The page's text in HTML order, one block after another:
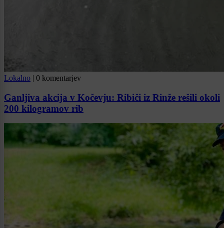
Lokalno | 0 komentarjev
Ganljiva akcija v Kočevju: Ribiči iz Rinže rešili okoli
200 kilogramov rib